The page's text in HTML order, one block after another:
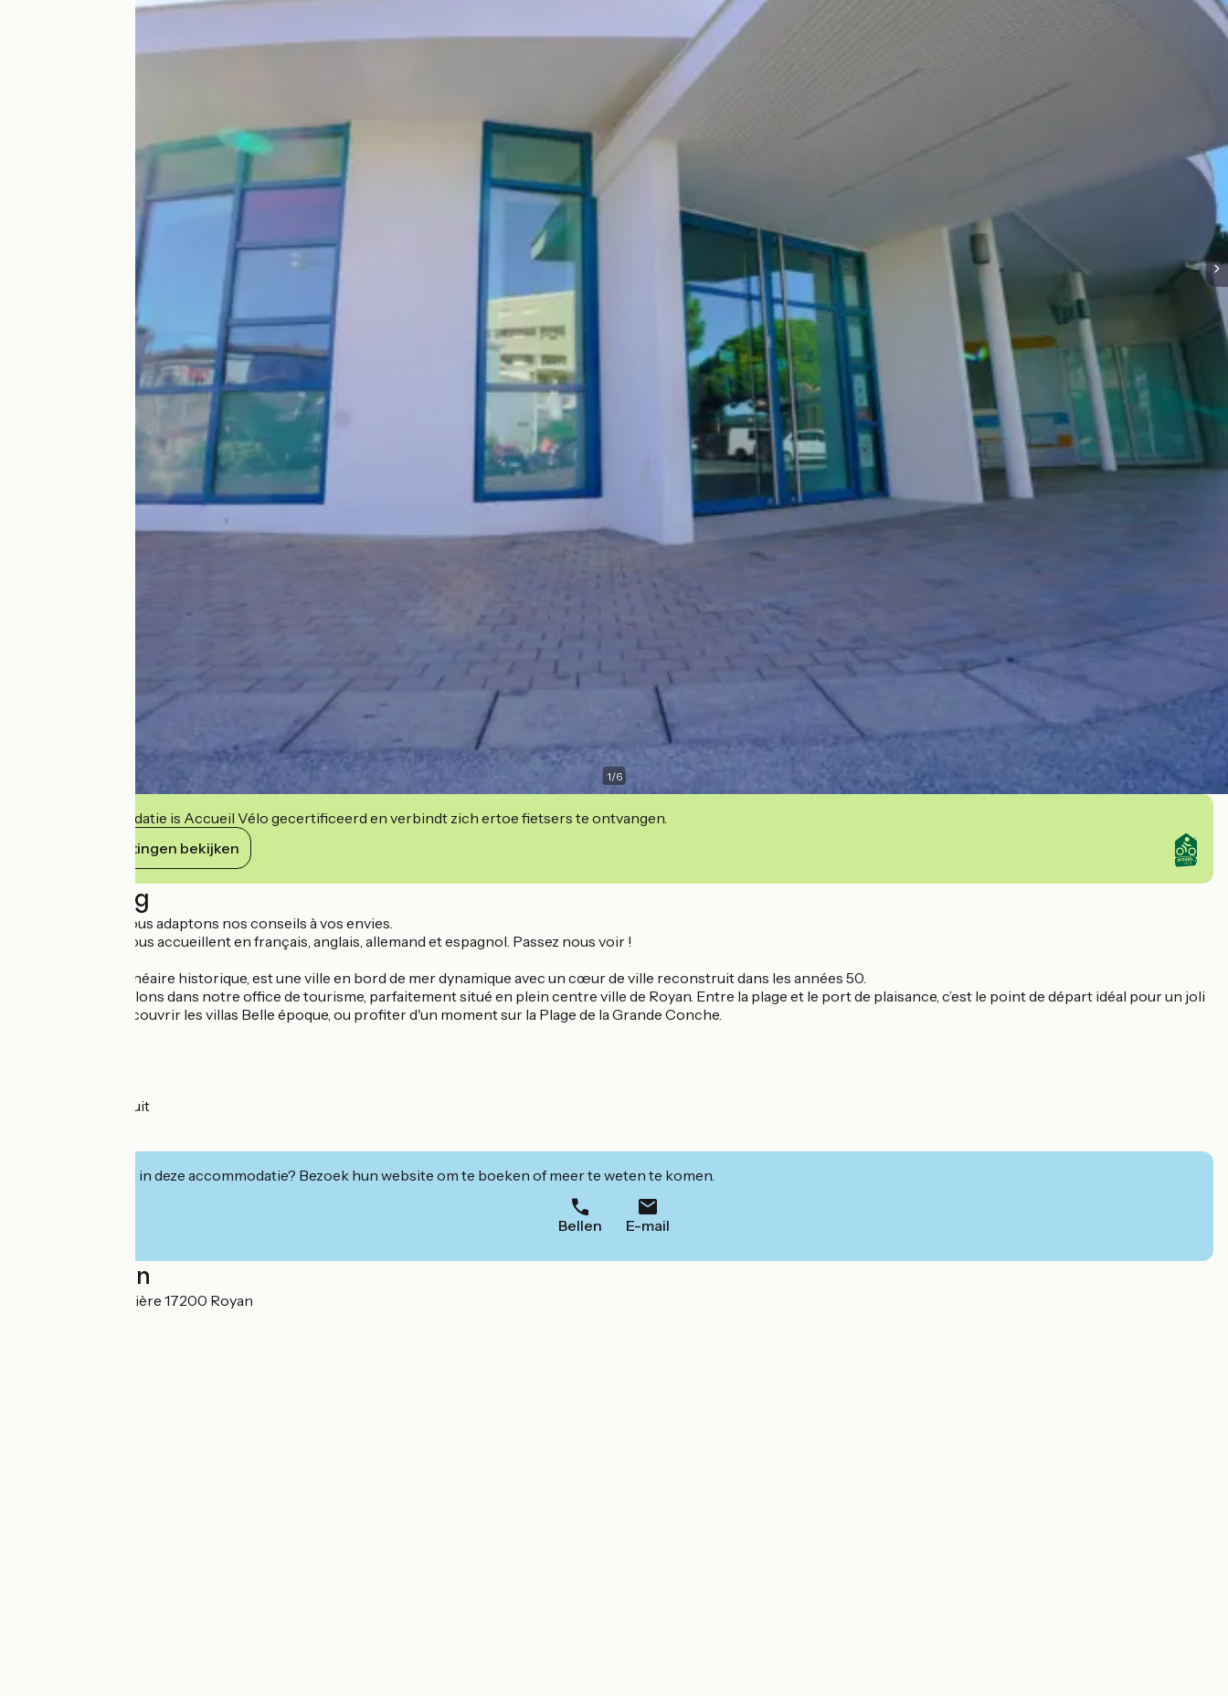
1/6
Deze accommodatie is Accueil Vélo gecertificeerd en verbindt zich ertoe fietsers te ontvangen.
Haar verplichtingen bekijken
Beschrijving
À votre écoute, nous adaptons nos conseils à vos envies.
Nos conseillers vous accueillent en français, anglais, allemand et espagnol. Passez nous voir !
Royan, station balnéaire historique, est une ville en bord de mer dynamique avec un cœur de ville reconstruit dans les années 50.
Nous vous accueillons dans notre office de tourisme, parfaitement situé en plein centre ville de Royan. Entre la plage et le port de plaisance, c’est le point de départ idéal pour un joli
parcours pour découvrir les villas Belle époque, ou profiter d'un moment sur la Plage de la Grande Conche.
- point Wi-Fi gratuit
Geïnteresseerd in deze accommodatie? Bezoek hun website om te boeken of meer te weten te komen.
Bellen E-mail
Localisation
1 boulevard Grandière 17200 Royan